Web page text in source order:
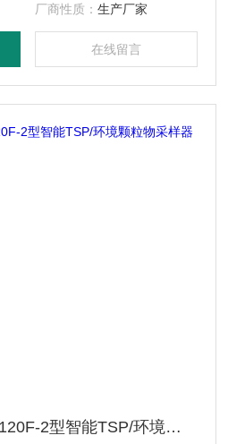
厂商性质： 生产厂家
在线留言
JCH-120F-2型JCH-120F-2型智能TSP/环境颗粒物采样器